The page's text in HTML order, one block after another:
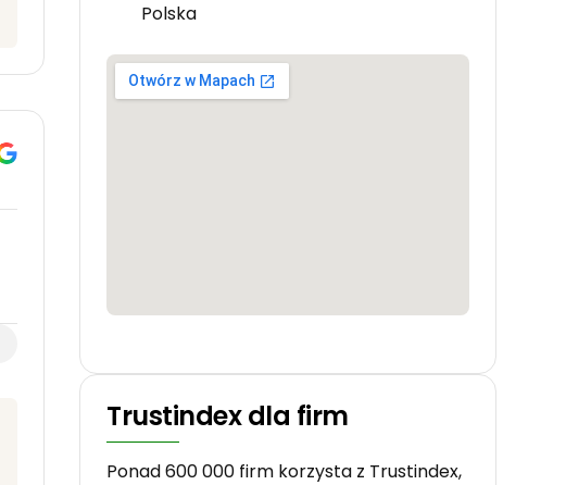
Polska
Trustindex dla firm
Ponad 600 000 firm korzysta z Trustindex,